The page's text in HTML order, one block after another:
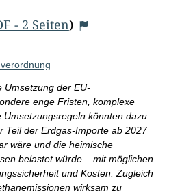
- 2 Seiten)
Umsetzung der EU-
enge Fristen, komplexe
könnten dazu
Teil der Erdgas-Importe ab 2027
wäre und die heimische
belastet würde – mit möglichen
und Kosten. Zugleich
wirksam zu